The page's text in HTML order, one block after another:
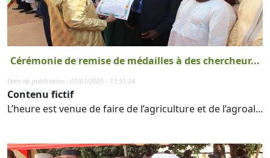
Cérémonie de remise de médailles à des chercheur...
Date de publication : 07/01/2025 - 11:51:24
Contenu fictif
L’heure est venue de faire de l’agriculture et de l’agroal...